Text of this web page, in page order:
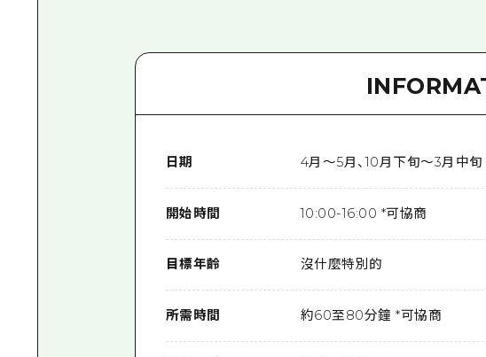
日期 4月～5月、10月下旬～3月中
開始時間 10:00-16:00 *可協商
目標年齡 沒什麼特別的
所需時間 約60至80分鐘 *可協商